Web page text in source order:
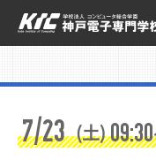
7/23(土)09:30